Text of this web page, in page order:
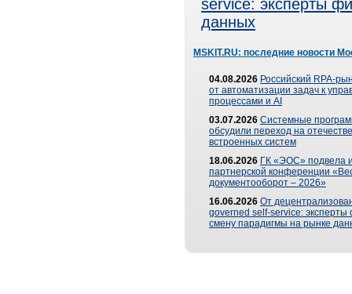
service: эксперты
данных
MSKIT.RU: последние новости
04.08.2026 Российский RPA-
от автоматизации задач к
процессами и AI
03.07.2026 Системные
обсудили переход на
встроенных систем
18.06.2026 ГК «ЭОС» подвела
партнерской конференции
документооборот – 2026»
16.06.2026 От
governed self-service: эксперты
смену парадигмы на рынке